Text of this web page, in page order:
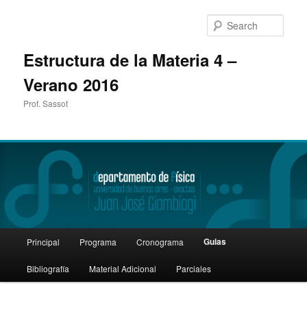
Estructura de la Materia 4 –
Verano 2016
Prof. Sassot
Skip
to
Principal Programa Cronograma Guias
Bibliografía Material Adicional Parciales